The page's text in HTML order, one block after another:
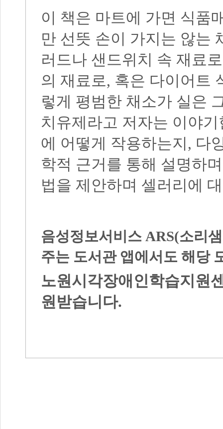
이 책은 마트에 가면 식품
만 선뜻 손이 가지는 않는
러드나 샌드위치 속 재료로
의 재료로, 혹은 다이어트
렇게 평범한 채소가 실은
치유제라고 저자는 이야기
에 어떻게 작용하는지 , 다
학적 근거를 통해 설명하며
법을 제안하며 셀러리에
음성정보서비스 ARS(소리
주는 도서관 앱에서도 해당
노원시각장애인학습지원
원받습니다.